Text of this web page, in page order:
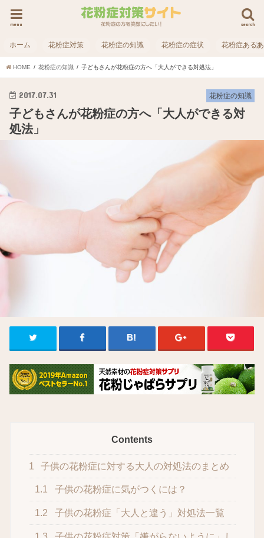
search
menu
ホーム 花粉症対策 花粉症の知識 花粉症の症状 花粉症ある
HOME 花粉症の知識 子どもさんが花粉症の方へ「大人ができる対処法」
花粉症の知識
2017.07.31
子どもさんが花粉症の方へ「大人ができる対
処法」
Contents
1 子供の花粉症に対する大人の対処法のまとめ
1.1 子供の花粉症に気がつくには？
1.2 子供の花粉症「大人と違う」対処法一覧